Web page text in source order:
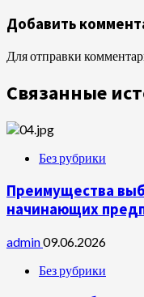
Добавить
Для отправки
Связанные
Без рубрики
Преимущества
начинающих
admin09.06.2026
Без рубрики